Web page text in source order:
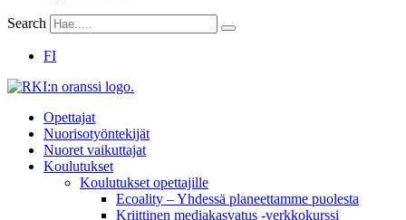
Search
FI
Opettajat
Nuorisotyöntekijät
Nuoret vaikuttajat
Koulutukset
Koulutukset opettajille
Ecoality – Yhdessä planeettamme puolesta
Kriittinen mediakasvatus -verkkokurssi